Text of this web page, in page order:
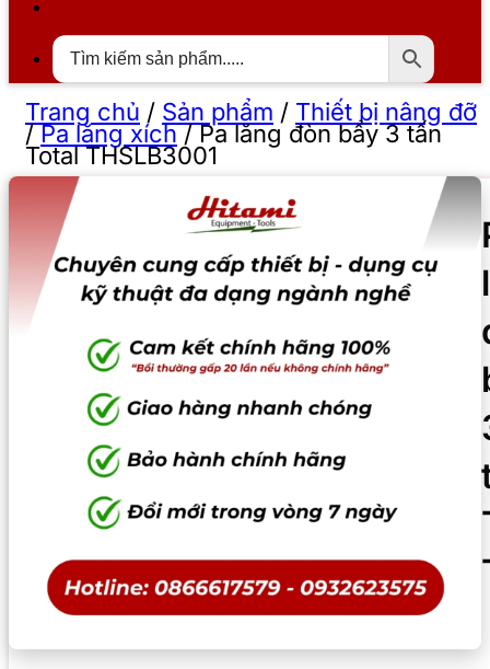
Trang chủ / Sản phẩm / Thiết bị nâng đỡ
/Pa lăng xích/Pa lăng đòn bẩy 3 tấn
Total THSLB3001